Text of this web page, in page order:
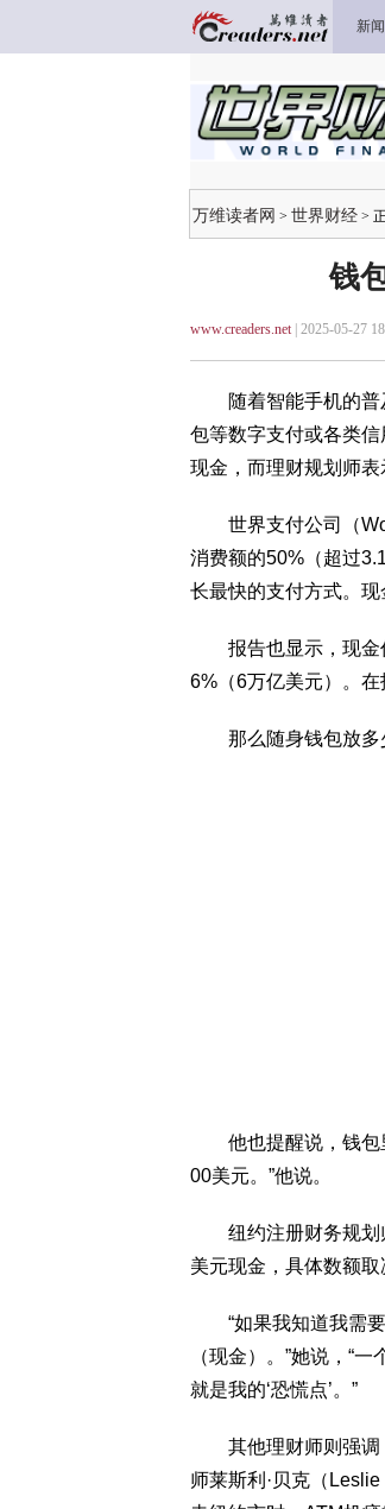
新闻
万维读者网 > 世界财经 >
钱
www.creaders.net| 2025-05-27
随着智能手机的普及
包等数字支付或各类
现金，而理财规划师表
世界支付公司（
消费额的50%（超过
长最快的支付方式。现
报告也显示，现金
6%（6万亿美元）。
那么随身钱包放多
他也提醒说，钱包里
00美元。”他说。
纽约注册财务规划师
美元现金，具体数额取
“如果我知道我需要
（现金）。”她说，“
就是我的‘恐慌点’。”
其他理财师则强调，
师莱斯利·贝克（